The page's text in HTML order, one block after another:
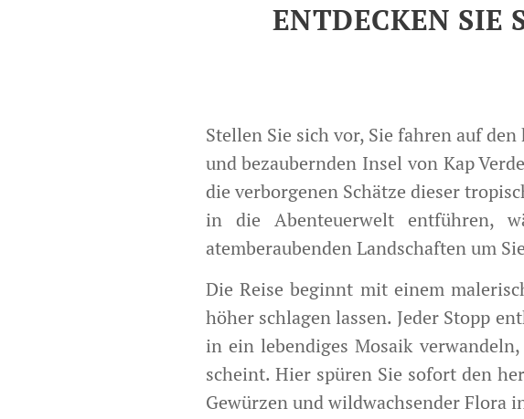
ENTDECKEN SIE
Stellen Sie sich vor, Sie fahren auf
und bezaubernden Insel von Kap
die verborgenen Schätze dieser
in die Abenteuerwelt entführen,
atemberaubenden Landschaften um
Die Reise beginnt mit einem
höher schlagen lassen. Jeder Stopp
in ein lebendiges Mosaik
scheint. Hier spüren Sie sofort den
Gewürzen und wildwachsender Flora